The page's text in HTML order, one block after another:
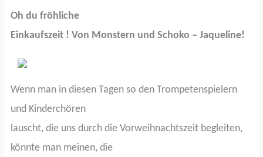
Oh du fröhliche
Einkaufszeit ! Von Monstern und Schoko – Jaqueline!
Wenn man in diesen Tagen so den Trompetenspielern
und Kinderchören
lauscht, die uns durch die Vorweihnachtszeit begleiten,
könnte man meinen, die